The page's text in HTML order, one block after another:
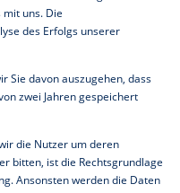
mit uns. Die
des Erfolgs unserer
Sie davon auszugehen, dass
zwei Jahren gespeichert
die Nutzer um deren
bitten, ist die Rechtsgrundlage
Ansonsten werden die Daten